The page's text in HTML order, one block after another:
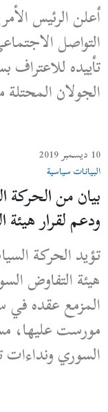
أعلن الرئيس
تأييده للاعتراف
الجولان المحتلة منذ
10 ديسمبر 2019
البيانات سياسية
بيان من الحركة
ودعم لقرار هيئة
تؤيد الحركة
هيئة التفاوض
المزمع عقده
مورست عليها،
السوري ونداءات